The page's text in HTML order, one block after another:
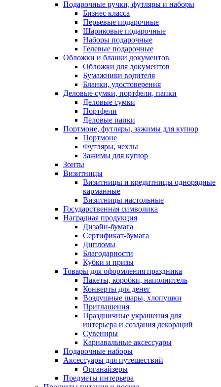
Подарочные ручки, футляры и наборы
Бизнес класса
Перьевые подарочные
Шариковые подарочные
Наборы подарочные
Гелевые подарочные
Обложки и бланки документов
Обложки для документов
Бумажники водителя
Бланки, удостоверения
Деловые сумки, портфели, папки
Деловые сумки
Портфели
Деловые папки
Портмоне, футляры, зажимы для купюр
Портмоне
Футляры, чехлы
Зажимы для купюр
Зонты
Визитницы
Визитницы и кредитницы однорядные
карманные
Визитницы настольные
Государственная символика
Наградная продукция
Дизайн-бумага
Сертификат-бумага
Дипломы
Благодарности
Кубки и призы
Товары для оформления праздника
Пакеты, коробки, наполнитель
Конверты для денег
Воздушные шары, хлопушки
Приглашения
Праздничные украшения для
интерьера и создания декораций
Сувениры
Карнавальные аксессуары
Подарочные наборы
Аксессуары для путешествий
Органайзеры
Предметы интерьера